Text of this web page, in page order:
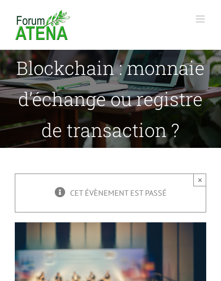
contenu
Blockchain : monnaie
d’échange ou registre
de transaction ?
CET ÉVÈNEMENT EST PASSÉ
×